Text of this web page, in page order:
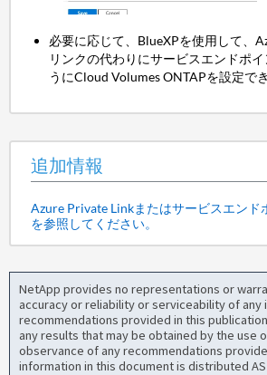
必要に応じて、BlueXPを使用して、
リンクの代わりにサービスエンドポ
うにCloud Volumes ONTAPを設定で
追加情報
Azure Private Linkまたはサービスエンド
を参照してください。
NetApp provides no representations or
accuracy or reliability or serviceability of any
recommendations provided in this
any results that may be obtained by the use
observance of any recommendations
information in this document is distributed